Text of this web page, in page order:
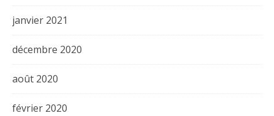
janvier 2021
décembre 2020
août 2020
février 2020